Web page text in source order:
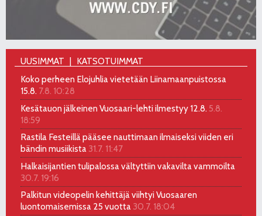
UUSIMMAT
KATSOTUIMMAT
Koko perheen Elojuhlia vietetään Liinamaanpuistossa
15.8. 7.8. 10:28
Kesätauon jälkeinen Vuosaari-lehti ilmestyy 12.8. 5.8.
18:59
Rastila Festeillä pääsee nauttimaan ilmaiseksi viiden eri
bändin musiikista 31.7. 11:47
Halkaisijantien tulipalossa vältyttiin vakavilta vammoilta
30.7. 19:16
Palkitun videopelin kehittäjä viihtyi Vuosaaren
luontomaisemissa 25 vuotta 30.7. 18:04